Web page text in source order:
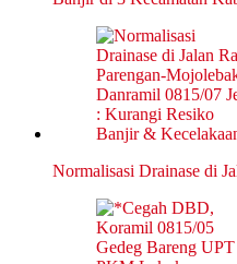
Normalisasi Drainase di